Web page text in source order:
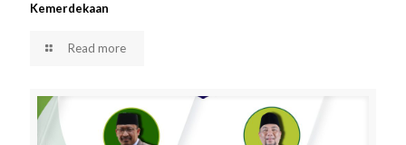
Kemerdekaan
Read more